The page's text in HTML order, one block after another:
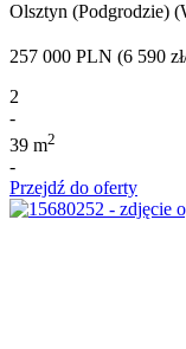
Olsztyn (Podgrodzie)
257 000 PLN (6 590
2
-
39 m2
-
Przejdź do oferty